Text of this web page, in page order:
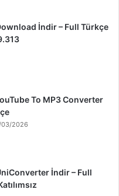
İndir – Full Türkçe
To MP3 Converter
03/2026
İndir – Full